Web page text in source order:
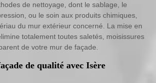
de nettoyage, dont le sablage, le
ou le soin aux produits chimiques,
du mur extérieur concerné. La mise en
totalement toutes saletés, moisissures
de votre mur de façade.
de qualité avec Isère